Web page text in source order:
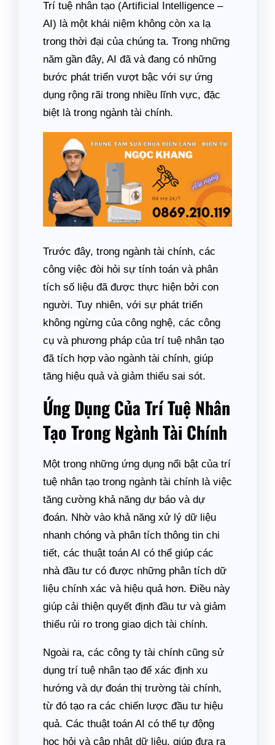
Trí tuệ nhân tạo (Artificial Intelligence –
AI) là một khái niệm không còn xa lạ
trong thời đại của chúng ta. Trong những
năm gần đây, AI đã và đang có những
bước phát triển vượt bậc với sự ứng
dụng rộng rãi trong nhiều lĩnh vực, đặc
biệt là trong ngành tài chính.
Trước đây, trong ngành tài chính, các
công việc đòi hỏi sự tính toán và phân
tích số liệu đã được thực hiện bởi con
người. Tuy nhiên, với sự phát triển
không ngừng của công nghệ, các công
cụ và phương pháp của trí tuệ nhân tạo
đã tích hợp vào ngành tài chính, giúp
tăng hiệu quả và giảm thiểu sai sót.
Ứng Dụng Của Trí Tuệ Nhân
Tạo Trong Ngành Tài Chính
Một trong những ứng dụng nổi bật của trí
tuệ nhân tạo trong ngành tài chính là việc
tăng cường khả năng dự báo và dự
đoán. Nhờ vào khả năng xử lý dữ liệu
nhanh chóng và phân tích thông tin chi
tiết, các thuật toán AI có thể giúp các
nhà đầu tư có được những phân tích dữ
liệu chính xác và hiệu quả hơn. Điều này
giúp cải thiện quyết định đầu tư và giảm
thiểu rủi ro trong giao dịch tài chính.
Ngoài ra, các công ty tài chính cũng sử
dụng trí tuệ nhân tạo để xác định xu
hướng và dự đoán thị trường tài chính,
từ đó tạo ra các chiến lược đầu tư hiệu
quả. Các thuật toán AI có thể tự động
học hỏi và cập nhật dữ liệu, giúp đưa ra